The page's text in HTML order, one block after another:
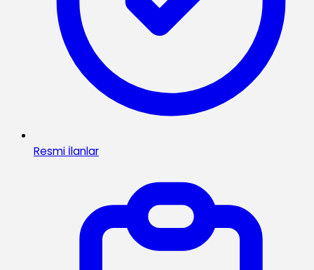
Resmi İlanlar